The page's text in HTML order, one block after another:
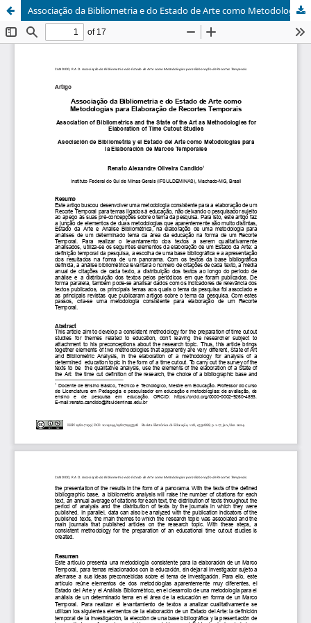
Associação da Bibliometria e do Estado de Arte como Metodologias para Elaboração de Recortes Temporais